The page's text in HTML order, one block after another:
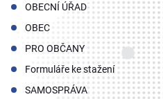
OBECNÍ ÚŘAD
OBEC
PRO OBČANY
Formuláře ke stažení
SAMOSPRÁVA